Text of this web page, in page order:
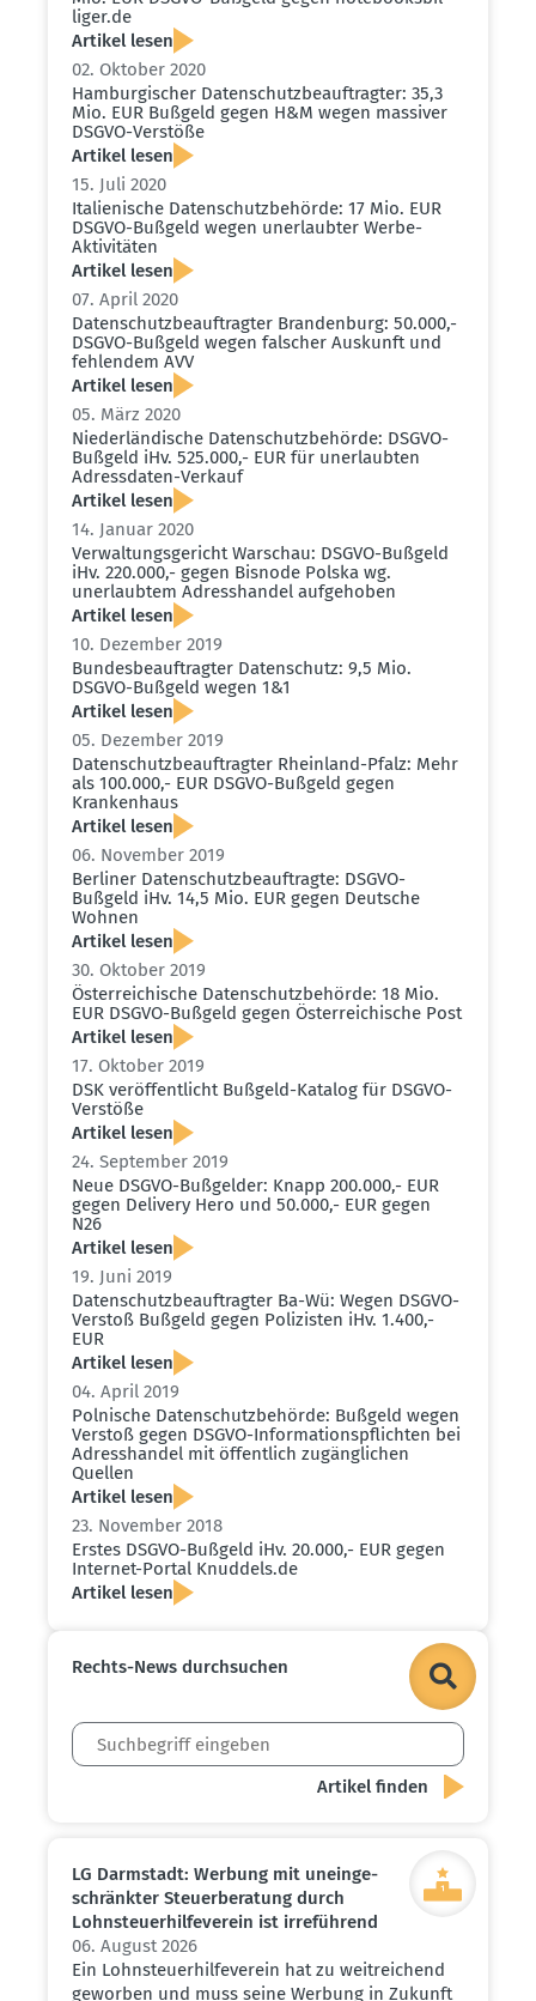
liger.de
Artikel lesen
02. Oktober 2020
Hambur­gi­scher Daten­schutz­be­auf­tragter: 35,3
Mio. EUR Bußgeld gegen H&M wegen massiver
DSGVO-Verstöße
Artikel lesen
15. Juli 2020
Italie­nische Daten­schutz­be­hörde: 17 Mio. EUR
DSGVO-Bußgeld wegen unerlaubter Werbe-
Aktivi­täten
Artikel lesen
07. April 2020
Daten­schutz­be­auf­tragter Brandenburg: 50.000,-
DSGVO-Bußgeld wegen falscher Auskunft und
fehlendem AVV
Artikel lesen
05. März 2020
Nieder­län­dische Daten­schutz­be­hörde: DSGVO-
Bußgeld iHv. 525.000,- EUR für unerlaubten
Adress­daten-Verkauf
Artikel lesen
14. Januar 2020
Verwal­tungs­ge­richt Warschau: DSGVO-Bußgeld
iHv. 220.000,- gegen Bisnode Polska wg.
unerlaubtem Adress­handel aufge­hoben
Artikel lesen
10. Dezember 2019
Bundes­be­auf­tragter Daten­schutz: 9,5 Mio.
DSGVO-Bußgeld wegen 1&1
Artikel lesen
05. Dezember 2019
Daten­schutz­be­auf­tragter Rheinland-Pfalz: Mehr
als 100.000,- EUR DSGVO-Bußgeld gegen
Krankenhaus
Artikel lesen
06. November 2019
Berliner Daten­schutz­be­auf­tragte: DSGVO-
Bußgeld iHv. 14,5 Mio. EUR gegen Deutsche
Wohnen
Artikel lesen
30. Oktober 2019
Öster­rei­chische Daten­schutz­be­hörde: 18 Mio.
EUR DSGVO-Bußgeld gegen Öster­rei­chische Post
Artikel lesen
17. Oktober 2019
DSK veröf­fent­licht Bußgeld-Katalog für DSGVO-
Verstöße
Artikel lesen
24. September 2019
Neue DSGVO-Bußgelder: Knapp 200.000,- EUR
gegen Delivery Hero und 50.000,- EUR gegen
N26
Artikel lesen
19. Juni 2019
Daten­schutz­be­auf­tragter Ba-Wü: Wegen DSGVO-
Verstoß Bußgeld gegen Polizisten iHv. 1.400,-
EUR
Artikel lesen
04. April 2019
Polnische Daten­schutz­be­hörde: Bußgeld wegen
Verstoß gegen DSGVO-Infor­ma­ti­ons­pflichten bei
Adress­handel mit öffentlich zugäng­lichen
Quellen
Artikel lesen
23. November 2018
Erstes DSGVO-Bußgeld iHv. 20.000,- EUR gegen
Internet-Portal Knuddels.​de
Artikel lesen
Rechts-News durch­suchen
LG Darmstadt: Werbung mit unein­ge­
schränkter Steuer­be­ratung durch
Lohnsteu­er­hil­fe­verein ist irreführend
06. August 2026
Ein Lohnsteuerhilfeverein hat zu weitreichend
geworben und muss seine Werbung in Zukunft